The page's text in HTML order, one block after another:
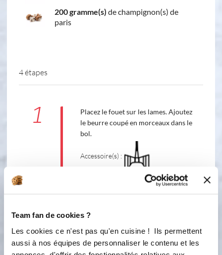
Team fan de cookies ?
Les cookies ce n'est pas qu'en cuisine ! Ils permettent
aussi à nos équipes de personnaliser le contenu et les
200 gramme(s) de champignon(s) de
paris
4 étapes
1
Placez le fouet sur les lames. Ajoutez
le beurre coupé en morceaux dans le
bol.
Accessoire(s) :
80 °C
2 Ajoutez la farine.
Accessoire(s) :